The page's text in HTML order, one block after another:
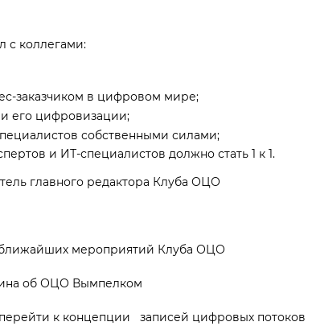
с коллегами:
заказчиком в цифровом мире;
его цифровизации;
собственными силами;
и ИТ-специалистов должно стать 1 к 1.
главного редактора Клуба ОЦО
ближайших мероприятий Клуба ОЦО
об ОЦО Вымпелком
к концепции записей цифровых потоков